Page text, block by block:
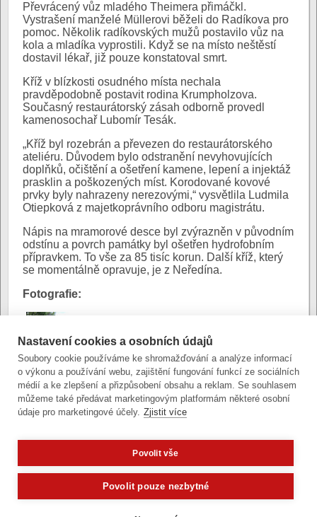
Převrácený vůz mladého Theimera přimáčkl.
Vystrašení manželé Müllerovi běželi do Radíkova pro
pomoc. Několik radíkovských mužů postavilo vůz na
kola a mladíka vyprostili. Když se na místo neštěstí
dostavil lékař, již pouze konstatoval smrt.
Kříž v blízkosti osudného místa nechala
pravděpodobně postavit rodina Krumpholzova.
Současný restaurátorský zásah odborně provedl
kamenosochař Lubomír Tesák.
„Kříž byl rozebrán a převezen do restaurátorského
ateliéru. Důvodem bylo odstranění nevyhovujících
doplňků, očištění a ošetření kamene, lepení a injektáž
prasklin a poškozených míst. Korodované kovové
prvky byly nahrazeny nerezovými,“ vysvětlila Ludmila
Otiepková z majetkoprávního odboru magistrátu.
Nápis na mramorové desce byl zvýrazněn v původním
odstínu a povrch památky byl ošetřen hydrofobním
přípravkem. To vše za 85 tisíc korun. Další kříž, který
se momentálně opravuje, je z Neředína.
Fotografie:
Autor: Mgr. Pavel Konečný|Poslední úprava:
3. června 2026 (st)
Články a fotografie lze kopírovat jen se svolením provozovatele
vývoj|správa obsahu| design:Rency
Nastavení cookies a osobních údajů
Soubory cookie používáme ke shromažďování a analýze informací
o výkonu a používání webu, zajištění fungování funkcí ze sociálních
médií a ke zlepšení a přizpůsobení obsahu a reklam. Se souhlasem
můžeme také předávat marketingovým platformám některé osobní
údaje pro marketingové účely. Zjistit více
Povolit vše
Povolit pouze nezbytné
Potřebujete poradit?Zeptej